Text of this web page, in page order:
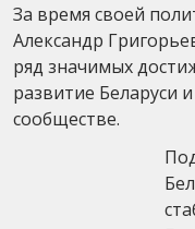
За время своей
Александр
ряд значимых
развитие Беларуси
сообществе.